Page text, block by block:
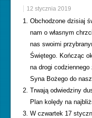
12 stycznia 2019
Obchodzone dzisiaj
nam o własnym
nas swoimi
Świętego. Kończąc
na drogi
Syna Bożego do
Trwają odwiedziny
Plan kolędy na
W czwartek 17